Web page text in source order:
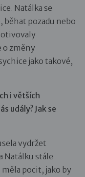
Natálka se
běhat pozadu nebo
o změny
jako takové,
i větších
udály? Jak se
vydržet
Natálku stále
pocit, jako by